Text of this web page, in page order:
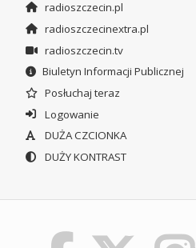
radioszczecin.pl
radioszczecinextra.pl
radioszczecin.tv
Biuletyn Informacji Publicznej
Posłuchaj teraz
Logowanie
DUŻA CZCIONKA
DUŻY KONTRAST